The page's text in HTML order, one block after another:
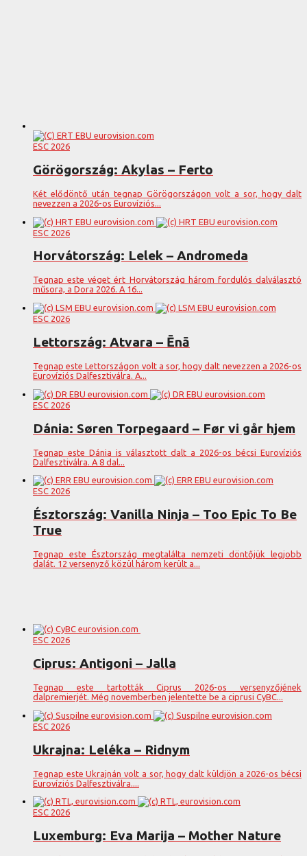
ESC 2026
Görögország: Akylas – Ferto
Két elődöntő után tegnap Görögországon volt a sor, hogy dalt
nevezzen a 2026-os Eurovíziós...
ESC 2026
Horvátország: Lelek – Andromeda
Tegnap este véget ért Horvátország három fordulós dalválasztó
műsora, a Dora 2026. A 16...
ESC 2026
Lettország: Atvara – Ēnā
Tegnap este Lettországon volt a sor, hogy dalt nevezzen a 2026-os
Eurovíziós Dalfesztiválra. A...
ESC 2026
Dánia: Søren Torpegaard – Før vi går hjem
Tegnap este Dánia is választott dalt a 2026-os bécsi Eurovíziós
Dalfesztiválra. A 8 dal...
ESC 2026
Észtország: Vanilla Ninja – Too Epic To Be
True
Tegnap este Észtország megtalálta nemzeti döntőjük legjobb
dalát. 12 versenyző közül három került a...
ESC 2026
Ciprus: Antigoni – Jalla
Tegnap este tartották Ciprus 2026-os versenyzőjének
dalpremierjét. Még novemberben jelentette be a ciprusi CyBC...
ESC 2026
Ukrajna: Leléka – Ridnym
Tegnap este Ukrajnán volt a sor, hogy dalt küldjön a 2026-os bécsi
Eurovíziós Dalfesztiválra....
ESC 2026
Luxemburg: Eva Marija – Mother Nature